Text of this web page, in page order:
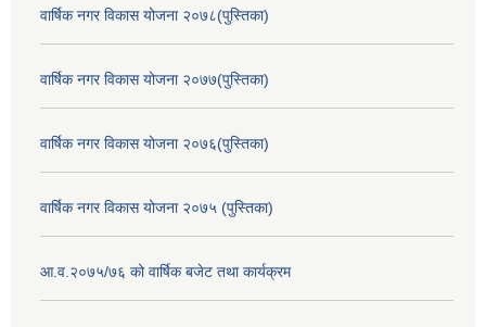
वार्षिक नगर विकास योजना २०७८(पुस्तिका)
वार्षिक नगर विकास योजना २०७७(पुस्तिका)
वार्षिक नगर विकास योजना २०७६(पुस्तिका)
वार्षिक नगर विकास योजना २०७५ (पुस्तिका)
आ.व.२०७५/७६ को वार्षिक बजेट तथा कार्यक्रम